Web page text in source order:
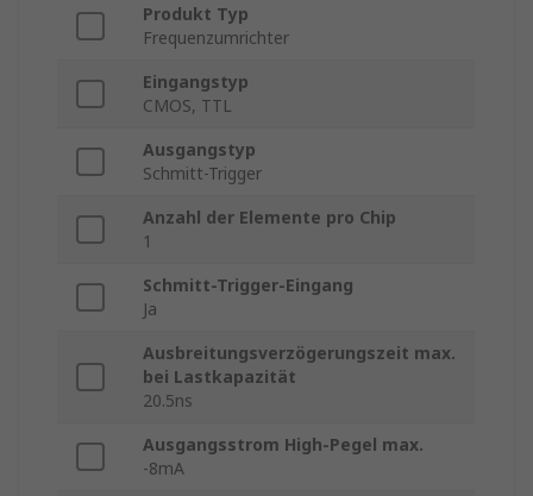
Produkt Typ
Frequenzumrichter
Eingangstyp
CMOS, TTL
Ausgangstyp
Schmitt-Trigger
Anzahl der Elemente pro Chip
1
Schmitt-Trigger-Eingang
Ja
Ausbreitungsverzögerungszeit max.
bei Lastkapazität
20.5ns
Ausgangsstrom High-Pegel max.
-8mA